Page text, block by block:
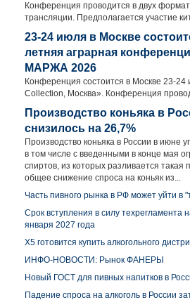
Конференция проводится в двух
трансляции. Предполагается участие
23-24 июля в Москве
летняя аграрная
МАРЖА 2026
Конференция состоится в Москве 23-24
Collection, Москва». Конференция
Производство коньяка в
снизилось на 26,7%
Производство коньяка в России в июне
в том числе с введенными в конце мая
спиртов, из которых разливается
общее снижение спроса на коньяк из...
Часть пивного рынка в РФ может уйти в
Срок вступления в силу
января 2027 года
X5 готовится купить алкогольного
ИНФО-НОВОСТИ: Рынок ФАНЕРЫ
Новый ГОСТ для пивных напитков в
Падение спроса на алкоголь в России